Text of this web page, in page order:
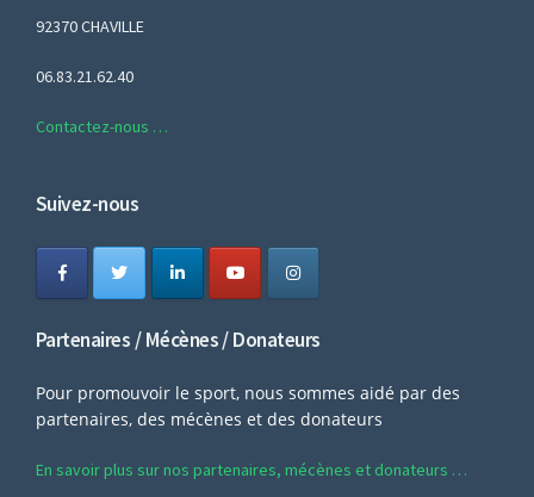
92370 CHAVILLE
06.83.21.62.40
Contactez-nous …
Suivez-nous
Partenaires / Mécènes / Donateurs
Pour promouvoir le sport, nous sommes aidé par des
partenaires, des mécènes et des donateurs
En savoir plus sur nos partenaires, mécènes et donateurs …